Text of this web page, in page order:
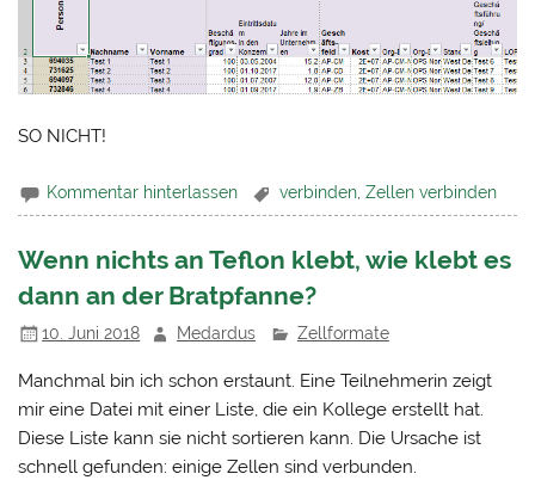
SO NICHT!
Kommentar hinterlassen verbinden ,Zellen verbinden
Wenn nichts an Teflon klebt, wie klebt es
dann an der Bratpfanne?
10. Juni 2018 Medardus Zellformate
Manchmal bin ich schon erstaunt. Eine Teilnehmerin zeigt
mir eine Datei mit einer Liste, die ein Kollege erstellt hat.
Diese Liste kann sie nicht sortieren kann. Die Ursache ist
schnell gefunden: einige Zellen sind verbunden.